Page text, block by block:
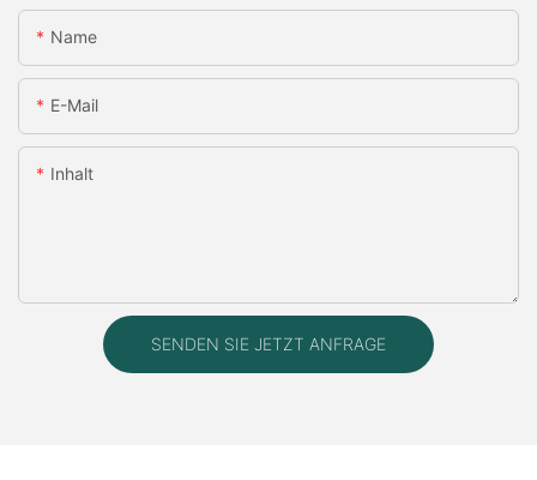
Name
E-Mail
Inhalt
SENDEN SIE JETZT ANFRAGE